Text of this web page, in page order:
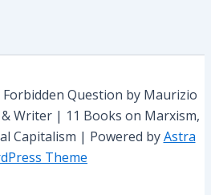
Question by Maurizio
Writer | 11 Books on Marxism,
Capitalism | Powered byAstra
Theme